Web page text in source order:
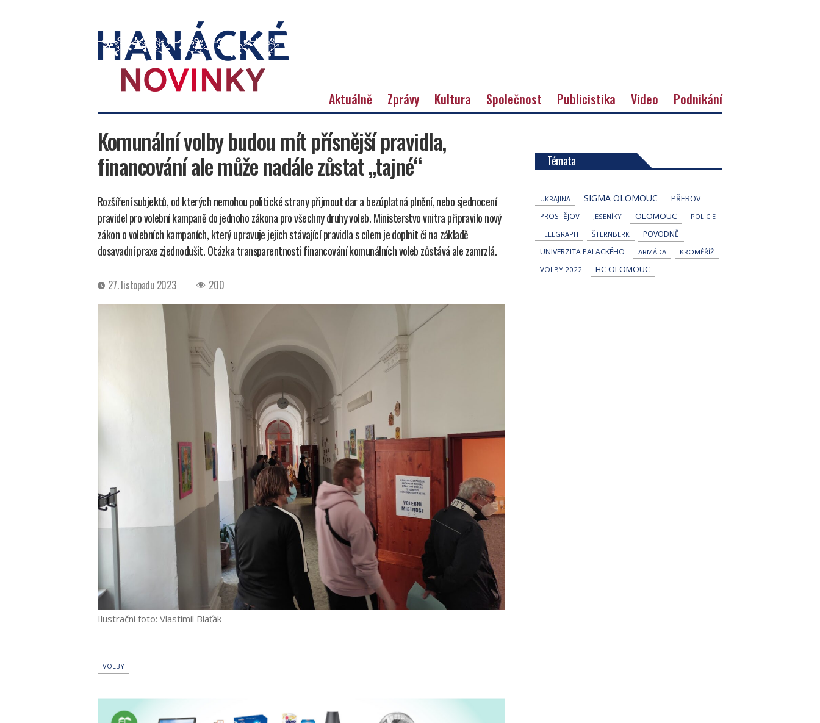
novinky
Aktuálně Zprávy Kultura Společnost Publicistika Video Podnikání
Komunální volby budou mít přísnější pravidla,
financování ale může nadále zůstat „tajné“
Rozšíření subjektů, od kterých nemohou politické strany přijmout dar a bezúplatná plnění, nebo sjednocení
pravidel pro volební kampaně do jednoho zákona pro všechny druhy voleb. Ministerstvo vnitra připravilo nový
zákon o volebních kampaních, který upravuje jejich stávající pravidla s cílem je doplnit či na základě
dosavadní praxe zjednodušit. Otázka transparentnosti financování komunálních voleb zůstává ale zamrzlá.
Datum
příspěvku
27. listopadu 2023 200
Ilustrační foto: Vlastimil Blaťák
VOLBY
Témata
UKRAJINA SIGMA OLOMOUC PŘEROV
PROSTĚJOV JESENÍKY OLOMOUC
POLICIE
TELEGRAPH
ŠTERNBERK
POVODNĚ
UNIVERZITA PALACKÉHO
ARMÁDA
KROMĚŘÍŽ
VOLBY 2022
HC OLOMOUC